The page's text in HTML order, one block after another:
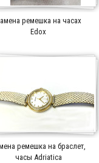
ремешка на часах
Edox
ремешка на браслет,
часы Adriatica